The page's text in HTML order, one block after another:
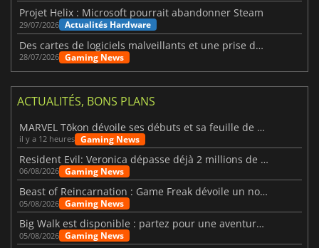
Projet Helix : Microsoft pourrait abandonner Steam
29/07/2026 Actualités Hardware
Des cartes de logiciels malveillants et une prise de contrôle de Discord ont touché Meccha Chameleon
28/07/2026 Gaming News
ACTUALITÉS, BONS PLANS
MARVEL Tōkon dévoile ses débuts et sa feuille de route
il y a 12 heures Gaming News
Resident Evil: Veronica dépasse déjà 2 millions de wishlists
06/08/2026 Gaming News
Beast of Reincarnation : Game Freak dévoile un nouveau pari
05/08/2026 Gaming News
Big Walk est disponible : partez pour une aventure entre amis
05/08/2026 Gaming News